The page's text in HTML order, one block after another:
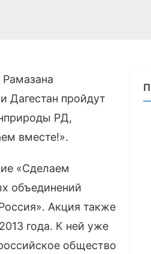
Дагестан пройдут
РД,
вместе!».
«Сделаем
объединений
Акция также
года. К ней уже
общество